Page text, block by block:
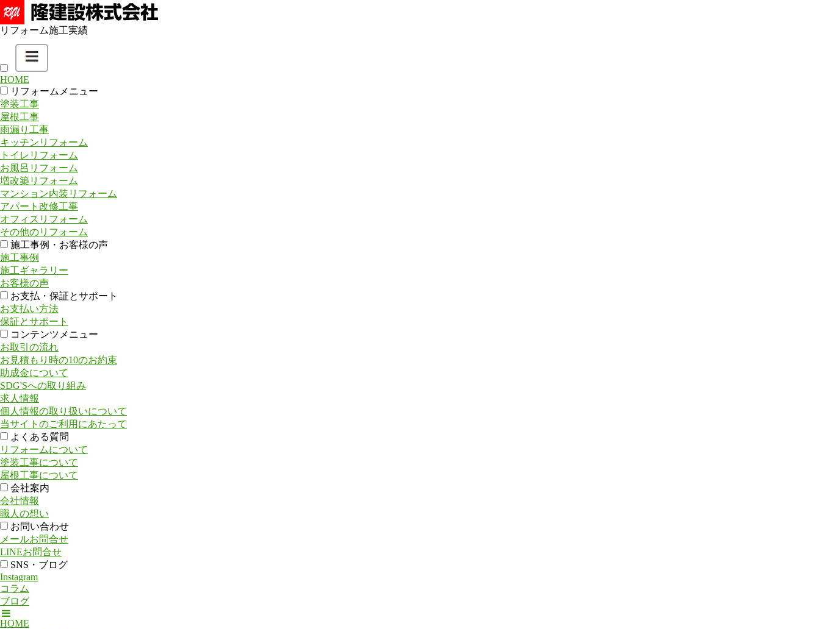
リフォーム施工実績
HOME
リフォームメニュー
塗装工事
屋根工事
雨漏り工事
キッチンリフォーム
トイレリフォーム
お風呂リフォーム
増改築リフォーム
マンション内装リフォーム
アパート改修工事
オフィスリフォーム
その他のリフォーム
施工事例・お客様の声
施工事例
施工ギャラリー
お客様の声
お支払・保証とサポート
お支払い方法
保証とサポート
コンテンツメニュー
お取引の流れ
お見積もり時の10のお約束
助成金について
SDG'Sへの取り組み
求人情報
個人情報の取り扱いについて
当サイトのご利用にあたって
よくある質問
リフォームについて
塗装工事について
屋根工事について
会社案内
会社情報
職人の想い
お問い合わせ
メールお問合せ
LINEお問合せ
SNS・ブログ
Instagram
コラム
ブログ
HOME